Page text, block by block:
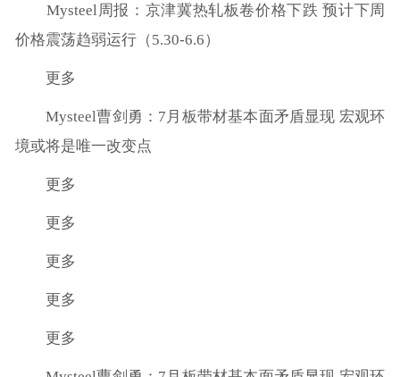
Mysteel周报：京津冀热轧板卷价格下跌 预计下周
价格震荡趋弱运行（5.30-6.6）
更多
Mysteel曹剑勇：7月板带材基本面矛盾显现 宏观环
境或将是唯一改变点
更多
更多
更多
更多
更多